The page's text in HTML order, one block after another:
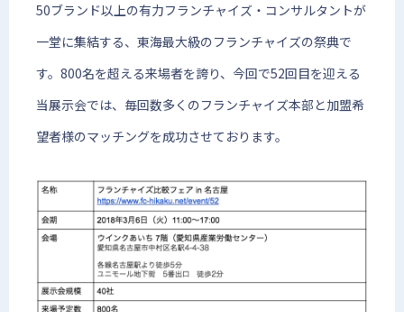
50ブランド以上の有力フランチャイズ・コンサルタントが
一堂に集結する、東海最大級のフランチャイズの祭典で
す。800名を超える来場者を誇り、今回で52回目を迎える
当展示会では、毎回数多くのフランチャイズ本部と加盟希
望者様のマッチングを成功させております。